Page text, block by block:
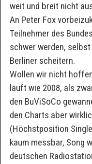
weit und breit nicht
An Peter Fox
Teilnehmer des
schwer werden,
Berliner scheitern.
Wollen wir nicht
läuft wie 2008, als
den BuViSoCo
den Charts aber
(Höchstposition
kaum messbar, Song
deutschen